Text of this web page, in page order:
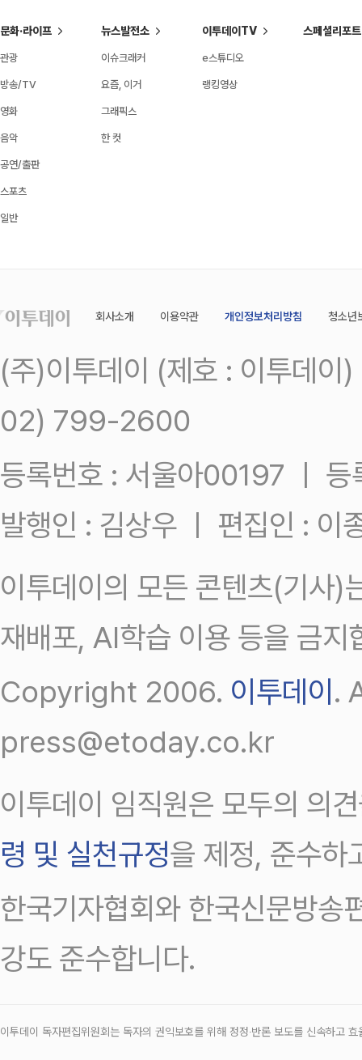
문화·라이프
관광
방송/TV
영화
음악
공연/출판
스포츠
일반
뉴스발전소
이슈크래커
요즘, 이거
그래픽스
한 컷
이투데이TV
e스튜디오
랭킹영상
스페셜리포트
회사소개 이용약관 개인정보처리방침 청소년
(주)이투데이 (제호 : 이투데
02) 799-2600
등록번호 : 서울아00197 ㅣ
발행인 : 김상우 ㅣ 편집인 : 이
이투데이의 모든 콘텐츠(기사)
재배포, AI학습 이용 등을 금지
Copyright 2006. 이투데이.
press@etoday.co.kr
이투데이 임직원은 모두의 의
령 및 실천규정을 제정, 준수하
한국기자협회와 한국신문방송
강도 준수합니다.
이투데이 독자편집위원회는 독자의 권익보호를 위해 정정‧반론 보도를 신속하고